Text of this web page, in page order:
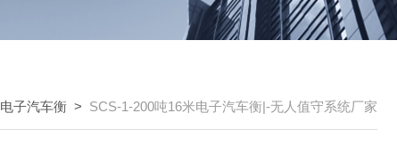
电子汽车衡 > SCS-1-200吨16米电子汽车衡|-无人值守系统厂家